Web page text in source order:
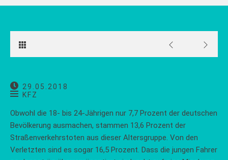
29.05.2018
KFZ
Obwohl die 18- bis 24-Jährigen nur 7,7 Prozent der deutschen
Bevölkerung ausmachen, stammen 13,6 Prozent der
Straßenverkehrstoten aus dieser Altersgruppe. Von den
Verletzten sind es sogar 16,5 Prozent. Dass die jungen Fahrer